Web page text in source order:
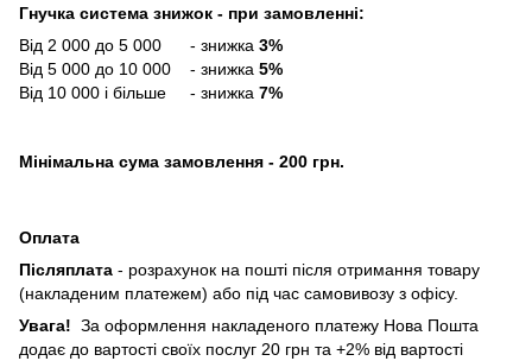
Гнучка система знижок - при замовленні:
Від 2 000 до 5 000 - знижка 3%
Від 5 000 до 10 000 - знижка 5%
Від 10 000 і більше - знижка 7%
Мінімальна сума замовлення - 200 грн.
Оплата
Післяплата - розрахунок на пошті після отримання товару
(накладеним платежем) або під час самовивозу з офісу.
Увага! За оформлення накладеного платежу Нова Пошта
додає до вартості своїх послуг 20 грн та +2% від вартості